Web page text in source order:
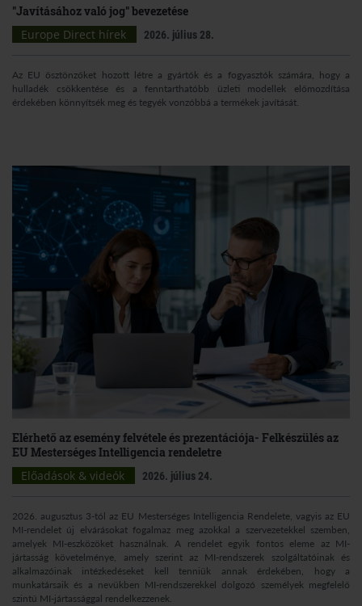
"Javításához való jog" bevezetése
Europe Direct hírek
2026. július 28.
Az EU ösztönzőket hozott létre a gyártók és a fogyasztók számára, hogy a
hulladék csökkentése és a fenntarthatóbb üzleti modellek előmozdítása
érdekében könnyítsék meg és tegyék vonzóbbá a termékek javítását.
Elérhető az esemény felvétele és prezentációja- Felkészülés az
EU Mesterséges Intelligencia rendeletre
Előadások & videók
2026. július 24.
2026. augusztus 3-tól az EU Mesterséges Intelligencia Rendelete, vagyis az EU
MI-rendelet új elvárásokat fogalmaz meg azokkal a szervezetekkel szemben,
amelyek MI-eszközöket használnak. A rendelet egyik fontos eleme az MI-
jártasság követelménye, amely szerint az MI-rendszerek szolgáltatóinak és
alkalmazóinak intézkedéseket kell tenniük annak érdekében, hogy a
munkatársaik és a nevükben MI-rendszerekkel dolgozó személyek megfelelő
szintű MI-jártassággal rendelkezzenek.